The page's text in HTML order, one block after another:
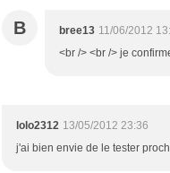
B bree13 11/06/2012
<br /> <br /> je
lolo2312 13/05/2012 23:36
j'ai bien envie de le tester